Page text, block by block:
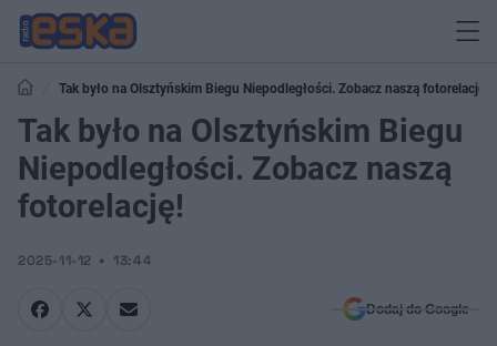
Tak było na Olsztyńskim Biegu Niepodległości. Zobacz naszą fotorelację!
Tak było na Olsztyńskim Biegu
Niepodległości. Zobacz naszą
fotorelację!
2025-11-12 13:44
Dodaj do Google